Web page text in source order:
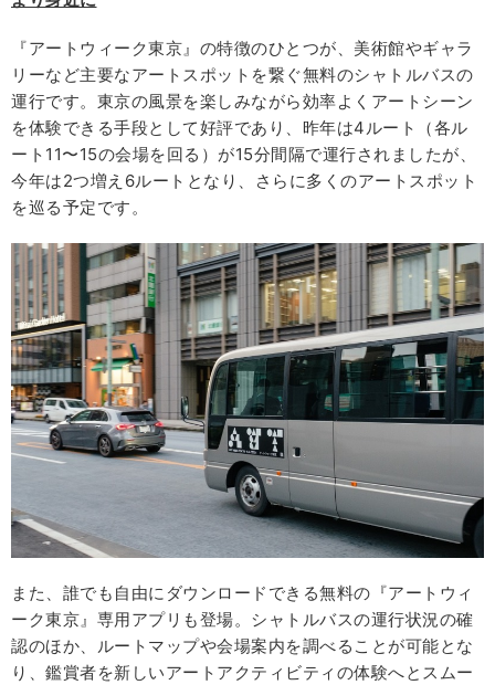
『アートウィーク東京』の特徴のひとつが、美術館やギャラ
リーなど主要なアートスポットを繋ぐ無料のシャトルバスの
運行です。東京の風景を楽しみながら効率よくアートシーン
を体験できる手段として好評であり、昨年は4ルート（各ル
ート11〜15の会場を回る）が15分間隔で運行されましたが、
今年は2つ増え6ルートとなり、さらに多くのアートスポット
を巡る予定です。
また、誰でも自由にダウンロードできる無料の『アートウィ
ーク東京』専用アプリも登場。シャトルバスの運行状況の確
認のほか、ルートマップや会場案内を調べることが可能とな
り、鑑賞者を新しいアートアクティビティの体験へとスムー